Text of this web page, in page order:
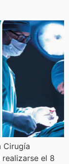
Cirugía
realizarse el 8